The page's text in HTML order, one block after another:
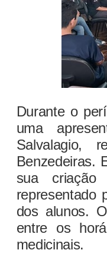
Durante o
uma
Salvalagio,
Benzedeiras.
sua criação
representado
dos alunos.
entre os
medicinais.